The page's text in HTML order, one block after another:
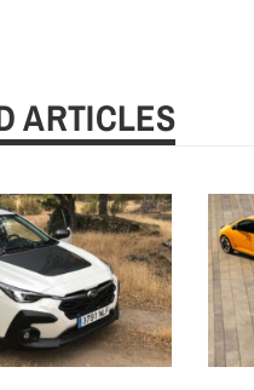
ARTICLES